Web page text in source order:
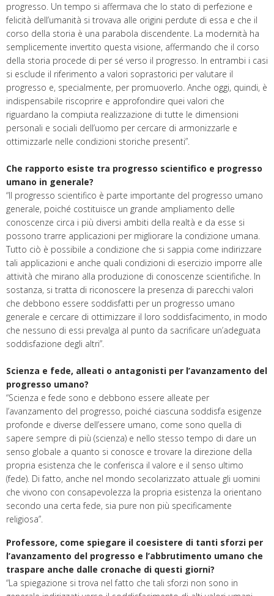
progresso. Un tempo si affermava che lo stato di perfezione e
felicità dell’umanità si trovava alle origini perdute di essa e che il
corso della storia è una parabola discendente. La modernità ha
semplicemente invertito questa visione, affermando che il corso
della storia procede di per sé verso il progresso. In entrambi i casi
si esclude il riferimento a valori soprastorici per valutare il
progresso e, specialmente, per promuoverlo. Anche oggi, quindi, è
indispensabile riscoprire e approfondire quei valori che
riguardano la compiuta realizzazione di tutte le dimensioni
personali e sociali dell’uomo per cercare di armonizzarle e
ottimizzarle nelle condizioni storiche presenti”.
Che rapporto esiste tra progresso scientifico e progresso
umano in generale?
“Il progresso scientifico è parte importante del progresso umano
generale, poiché costituisce un grande ampliamento delle
conoscenze circa i più diversi ambiti della realtà e da esse si
possono trarre applicazioni per migliorare la condizione umana.
Tutto ciò è possibile a condizione che si sappia come indirizzare
tali applicazioni e anche quali condizioni di esercizio imporre alle
attività che mirano alla produzione di conoscenze scientifiche. In
sostanza, si tratta di riconoscere la presenza di parecchi valori
che debbono essere soddisfatti per un progresso umano
generale e cercare di ottimizzare il loro soddisfacimento, in modo
che nessuno di essi prevalga al punto da sacrificare un’adeguata
soddisfazione degli altri”.
Scienza e fede, alleati o antagonisti per l’avanzamento del
progresso umano?
“Scienza e fede sono e debbono essere alleate per
l’avanzamento del progresso, poiché ciascuna soddisfa esigenze
profonde e diverse dell’essere umano, come sono quella di
sapere sempre di più (scienza) e nello stesso tempo di dare un
senso globale a quanto si conosce e trovare la direzione della
propria esistenza che le conferisca il valore e il senso ultimo
(fede). Di fatto, anche nel mondo secolarizzato attuale gli uomini
che vivono con consapevolezza la propria esistenza la orientano
secondo una certa fede, sia pure non più specificamente
religiosa”.
Professore, come spiegare il coesistere di tanti sforzi per
l’avanzamento del progresso e l’abbrutimento umano che
traspare anche dalle cronache di questi giorni?
“La spiegazione si trova nel fatto che tali sforzi non sono in